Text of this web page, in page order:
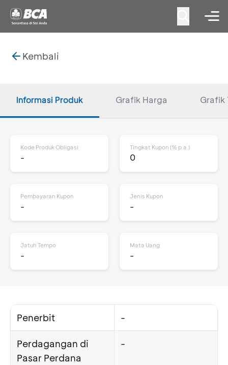
Kembali
Informasi Produk Grafik Harga Grafik
Kode Produk Obligasi
-
Tingkat Kupon (% p.a.)
0
Pembayaran Kupon
-
Jenis Kupon
-
Jatuh Tempo
-
Mata Uang
-
Penerbit -
Perdagangan di
Pasar Perdana
-